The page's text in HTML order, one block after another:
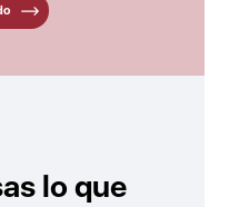
lo que